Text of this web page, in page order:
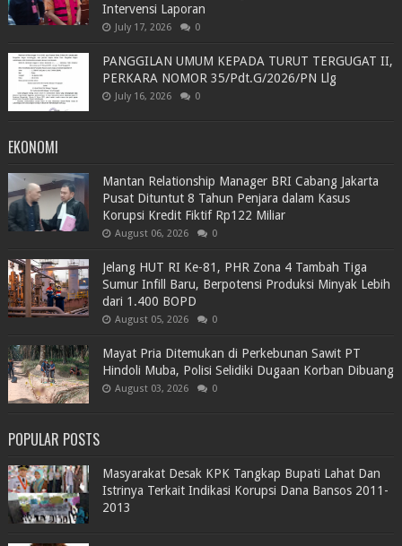
Intervensi Laporan
July 17, 2026 0
PANGGILAN UMUM KEPADA TURUT TERGUGAT II,
PERKARA NOMOR 35/Pdt.G/2026/PN Llg
July 16, 2026 0
EKONOMI
Mantan Relationship Manager BRI Cabang Jakarta
Pusat Dituntut 8 Tahun Penjara dalam Kasus
Korupsi Kredit Fiktif Rp122 Miliar
August 06, 2026 0
Jelang HUT RI Ke-81, PHR Zona 4 Tambah Tiga
Sumur Infill Baru, Berpotensi Produksi Minyak Lebih
dari 1.400 BOPD
August 05, 2026 0
Mayat Pria Ditemukan di Perkebunan Sawit PT
Hindoli Muba, Polisi Selidiki Dugaan Korban Dibuang
August 03, 2026 0
POPULAR POSTS
Masyarakat Desak KPK Tangkap Bupati Lahat Dan
Istrinya Terkait Indikasi Korupsi Dana Bansos 2011-
2013